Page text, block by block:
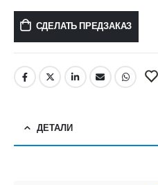
СДЕЛАТЬ ПРЕДЗАКАЗ
ДЕТАЛИ